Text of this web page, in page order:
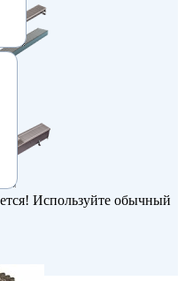
Используйте обычный